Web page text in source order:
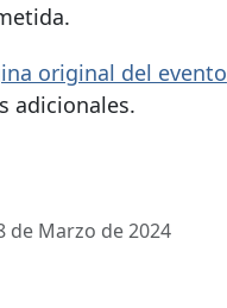
original del evento
adicionales.
de Marzo de 2024